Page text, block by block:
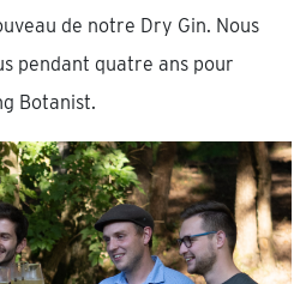
de notre Dry Gin. Nous
pendant quatre ans pour
Botanist.